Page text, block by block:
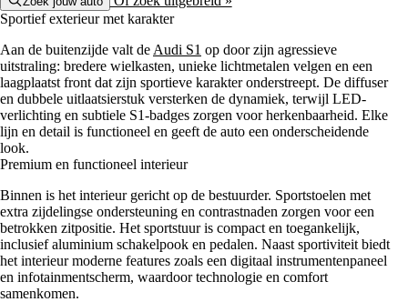
Sportief exterieur met karakter
Aan de buitenzijde valt de Audi S1 op door zijn agressieve
uitstraling: bredere wielkasten, unieke lichtmetalen velgen en een
laagplaatst front dat zijn sportieve karakter onderstreept. De diffuser
en dubbele uitlaatsierstuk versterken de dynamiek, terwijl LED-
verlichting en subtiele S1-badges zorgen voor herkenbaarheid. Elke
lijn en detail is functioneel en geeft de auto een onderscheidende
look.
Premium en functioneel interieur
Binnen is het interieur gericht op de bestuurder. Sportstoelen met
extra zijdelingse ondersteuning en contrastnaden zorgen voor een
betrokken zitpositie. Het sportstuur is compact en toegankelijk,
inclusief aluminium schakelpook en pedalen. Naast sportiviteit biedt
het interieur moderne features zoals een digitaal instrumentenpaneel
en infotainmentscherm, waardoor technologie en comfort
samenkomen.